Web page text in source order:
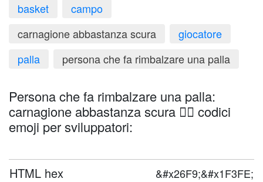
basket
campo
carnagione abbastanza scura
giocatore
palla
persona che fa rimbalzare una palla
Persona che fa rimbalzare una palla:
carnagione abbastanza scura ⛹🏾 codici
emoji per sviluppatori:
HTML hex &#x26F9;&#x1F3FE;